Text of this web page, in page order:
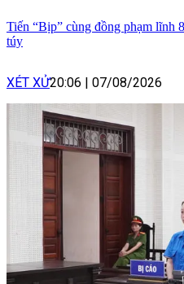
Tiến “Bịp” cùng đồng phạm lĩnh
túy
XÉT XỬ20:06 07/08/2026